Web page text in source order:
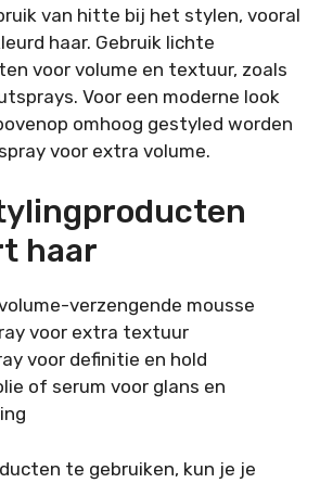
van hitte bij het stylen, vooral
haar. Gebruik lichte
voor volume en textuur, zoals
Voor een moderne look
omhoog gestyled worden
voor extra volume.
haar
verzengende mousse
voor extra textuur
voor definitie en hold
of serum voor glans en
te gebruiken, kun je je